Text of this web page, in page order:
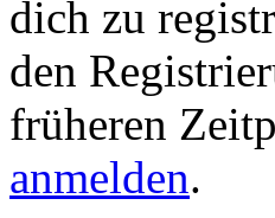
dich zu
den
früheren
anmelden.